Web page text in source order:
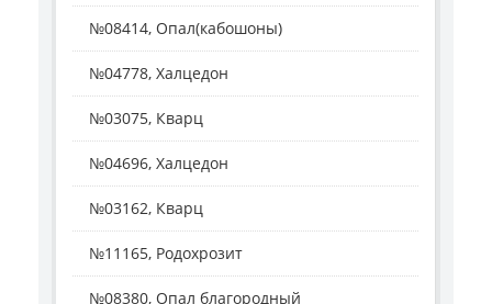
№08414, Опал(кабошоны)
№04778, Халцедон
№03075, Кварц
№04696, Халцедон
№03162, Кварц
№11165, Родохрозит
№08380, Опал благородный